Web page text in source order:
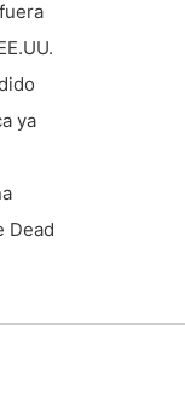
ya
Dead